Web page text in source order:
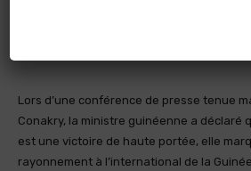
Lors d’une conférence de presse tenue
Conakry, la ministre guinéenne a déclaré
est une victoire de haute portée, elle
rayonnement à l’international de la